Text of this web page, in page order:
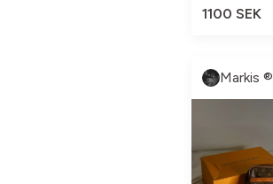
1100 SEK
Markis ®